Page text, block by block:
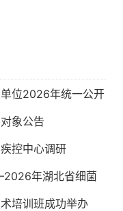
位2026年统一公开
象公告
控中心调研
年湖北省细菌
培训班成功举办